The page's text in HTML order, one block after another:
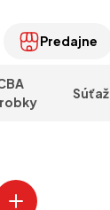
Predajne
Súťaž